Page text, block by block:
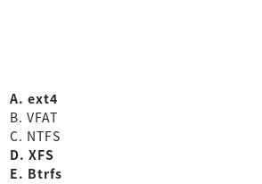
A. ext4
B. VFAT
C. NTFS
D. XFS
E. Btrfs